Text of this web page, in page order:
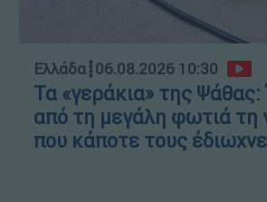
Ελλάδα┋06.08.2026 10:30
Τα «γεράκια» της
από τη μεγάλη φωτιά τη
που κάποτε τους έδιωχνε